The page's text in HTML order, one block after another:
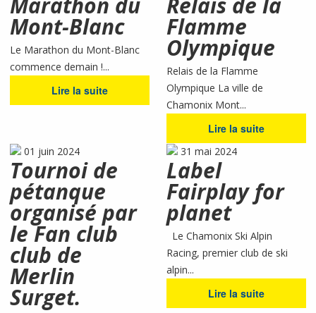
Mont-Blanc
Le Marathon du Mont-Blanc
commence demain !...
Lire la suite
Flamme
Olympique
Relais de la Flamme
Olympique La ville de
Chamonix Mont...
Lire la suite
01 juin 2024
Tournoi de
pétanque
organisé par
le Fan club
club de
Merlin
Surget.
31 mai 2024
Label
Fairplay for
planet
Le Chamonix Ski Alpin
Racing, premier club de ski
alpin...
Lire la suite